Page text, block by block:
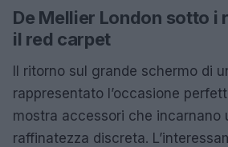
De Mellier London sotto
il red carpet
Il ritorno sul grande schermo di
rappresentato l’occasione
mostra accessori che incarnano
raffinatezza discreta.